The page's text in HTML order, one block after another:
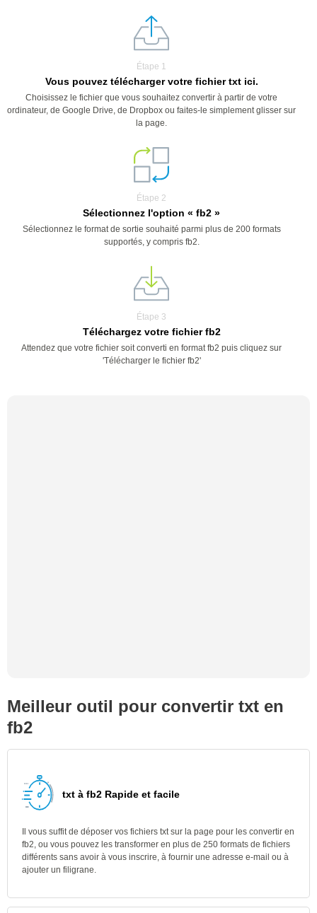
Étape 1
Vous pouvez télécharger votre fichier txt ici.
Choisissez le fichier que vous souhaitez convertir à partir de votre
ordinateur, de Google Drive, de Dropbox ou faites-le simplement glisser sur
la page.
Étape 2
Sélectionnez l'option « fb2 »
Sélectionnez le format de sortie souhaité parmi plus de 200 formats
supportés, y compris fb2.
Étape 3
Téléchargez votre fichier fb2
Attendez que votre fichier soit converti en format fb2 puis cliquez sur
'Télécharger le fichier fb2'
Meilleur outil pour convertir txt en
fb2
txt à fb2 Rapide et facile
Il vous suffit de déposer vos fichiers txt sur la page pour les convertir en
fb2, ou vous pouvez les transformer en plus de 250 formats de fichiers
différents sans avoir à vous inscrire, à fournir une adresse e-mail ou à
ajouter un filigrane.